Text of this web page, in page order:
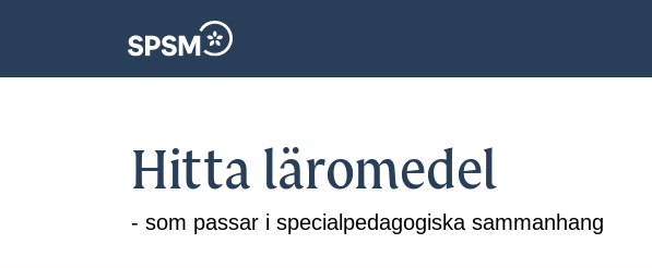
Hitta läromedel
- som passar i specialpedagogiska sammanhang